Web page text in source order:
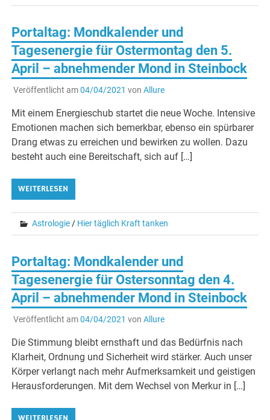
Portaltag: Mondkalender und
Tagesenergie für Ostermontag den 5.
April – abnehmender Mond in Steinbock
Veröffentlicht am04/04/2021 von Allure
Mit einem Energieschub startet die neue Woche. Intensive
Emotionen machen sich bemerkbar, ebenso ein spürbarer
Drang etwas zu erreichen und bewirken zu wollen. Dazu
besteht auch eine Bereitschaft, sich auf […]
WEITERLESEN
Astrologie / Hier täglich Kraft tanken
Portaltag: Mondkalender und
Tagesenergie für Ostersonntag den 4.
April – abnehmender Mond in Steinbock
Veröffentlicht am04/04/2021 von Allure
Die Stimmung bleibt ernsthaft und das Bedürfnis nach
Klarheit, Ordnung und Sicherheit wird stärker. Auch unser
Körper verlangt nach mehr Aufmerksamkeit und geistigen
Herausforderungen. Mit dem Wechsel von Merkur in […]